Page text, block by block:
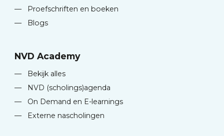
—
Proefschriften en boeken
—
Blogs
NVD Academy
—
Bekijk alles
—
NVD (scholings)agenda
—
On Demand en E-learnings
—
Externe nascholingen